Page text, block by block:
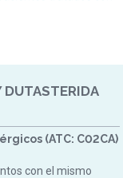
DUTASTERIDA
(ATC: C02CA)
con el mismo